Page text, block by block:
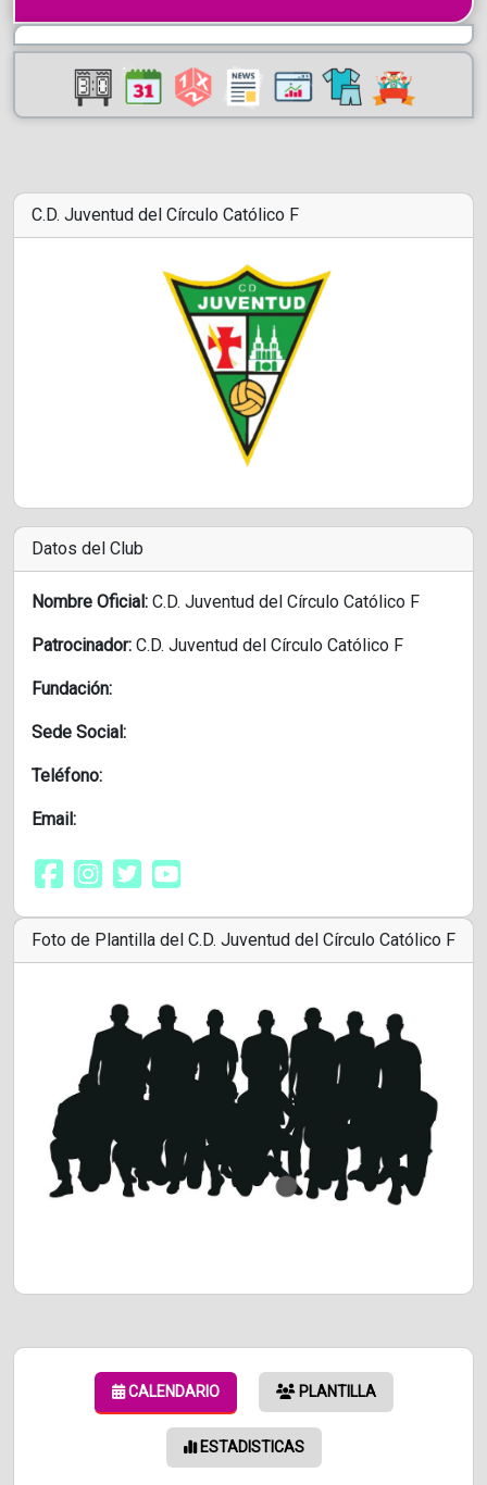
C.D. Juventud del Círculo Católico F
Datos del Club
Nombre Oficial: C.D. Juventud del Círculo Católico F
Patrocinador: C.D. Juventud del Círculo Católico F
Fundación:
Sede Social:
Teléfono:
Email:
Foto de Plantilla del C.D. Juventud del Círculo Católico F
CALENDARIO PLANTILLA
ESTADISTICAS